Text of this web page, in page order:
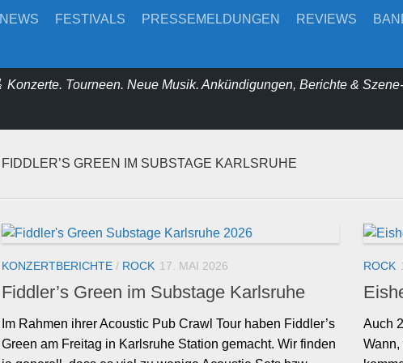
FESTIVALS PRESSEMELDUNGEN REVIEWS
Konzerte. Tourneen. Neue Musik. Ankündigungen, Berichte &
FIDDLER’S GREEN IM SUBSTAGE KARLSRUHE
KONZERTBERICHTE / ROCK 17. MAI 2026
Fiddler’s Green im Substage Karlsruhe
Im Rahmen ihrer Acoustic Pub Crawl Tour haben Fiddler’s
Green am Freitag in Karlsruhe Station gemacht. Wir finden
ROCK
Auch